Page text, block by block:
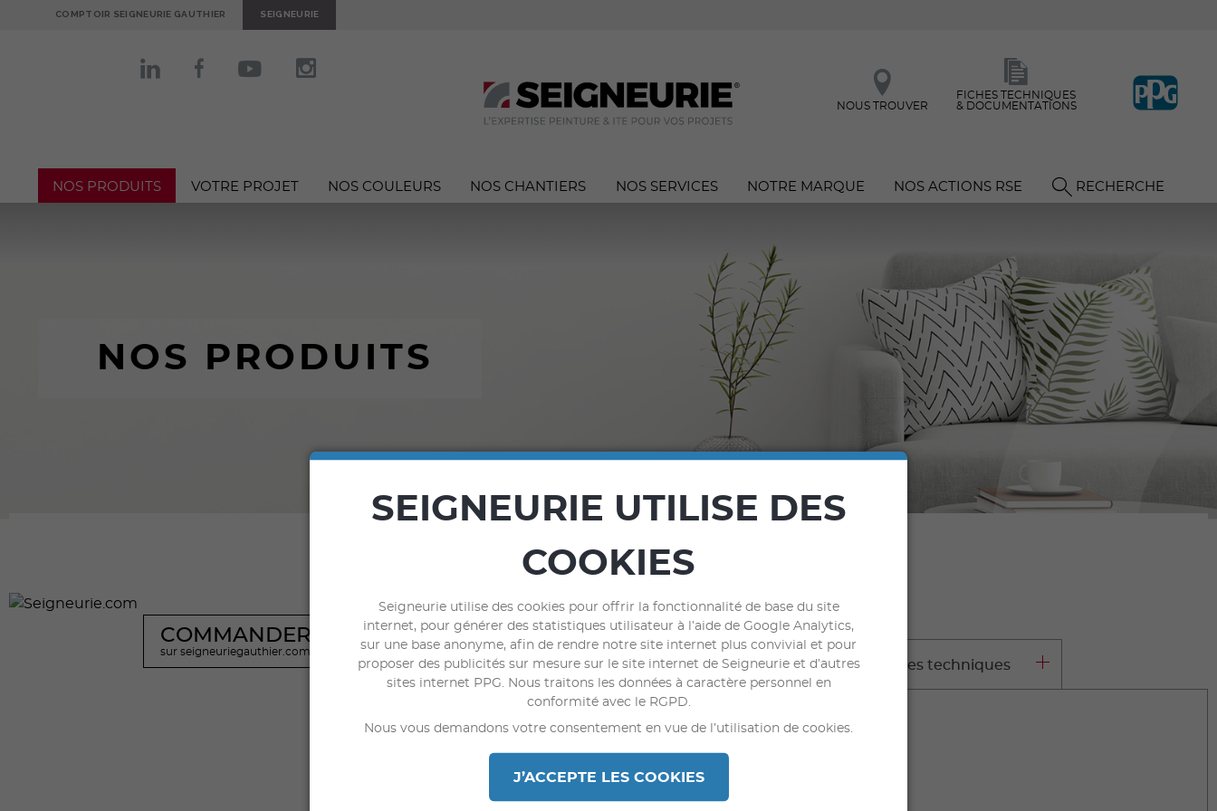
COMPTOIR SEIGNEURIE GAUTHIER SEIGNEURIE
NOUS TROUVER
FICHES TECHNIQUES
& DOCUMENTATIONS
NOS PRODUITS VOTRE PROJET NOS COULEURS NOS CHANTIERS NOS SERVICES NOTRE MARQUE NOS ACTIONS RSE RECHERCHE
NOS PRODUITS
COMMANDER
sur seigneuriegauthier.com
Bénéfices Destination Caractéristiques techniques
SEIGNEURIE UTILISE DES
COOKIES
Seigneurie utilise des cookies pour offrir la fonctionnalité de base du site
internet, pour générer des statistiques utilisateur à l’aide de Google Analytics,
sur une base anonyme, afin de rendre notre site internet plus convivial et pour
proposer des publicités sur mesure sur le site internet de Seigneurie et d’autres
sites internet PPG. Nous traitons les données à caractère personnel en
conformité avec le RGPD.
Nous vous demandons votre consentement en vue de l’utilisation de cookies.
J’ACCEPTE LES COOKIES